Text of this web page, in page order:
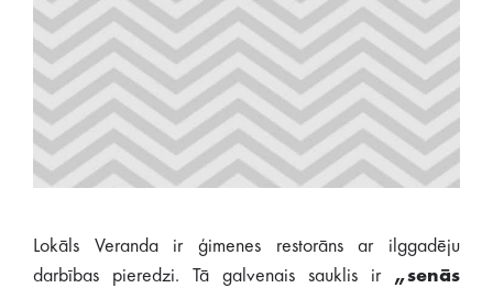
Lokāls Veranda ir ģimenes restorāns ar ilggadēju
darbības pieredzi. Tā galvenais sauklis ir „senās